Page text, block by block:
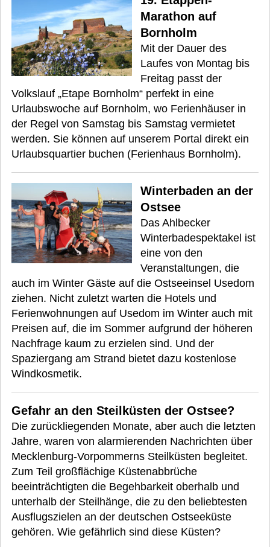
Marathon auf
Bornholm
Mit der Dauer des
Laufes von Montag bis
Freitag passt der
Volkslauf „Etape Bornholm“ perfekt in eine
Urlaubswoche auf Bornholm, wo Ferienhäuser in
der Regel von Samstag bis Samstag vermietet
werden. Sie können auf unserem Portal direkt ein
Urlaubsquartier buchen (Ferienhaus Bornholm).
Winterbaden an der
Ostsee
Das Ahlbecker
Winterbadespektakel ist
eine von den
Veranstaltungen, die
auch im Winter Gäste auf die Ostseeinsel Usedom
ziehen. Nicht zuletzt warten die Hotels und
Ferienwohnungen auf Usedom im Winter auch mit
Preisen auf, die im Sommer aufgrund der höheren
Nachfrage kaum zu erzielen sind. Und der
Spaziergang am Strand bietet dazu kostenlose
Windkosmetik.
Gefahr an den Steilküsten der Ostsee?
Die zurückliegenden Monate, aber auch die letzten
Jahre, waren von alarmierenden Nachrichten über
Mecklenburg-Vorpommerns Steilküsten begleitet.
Zum Teil großflächige Küstenabbrüche
beeinträchtigten die Begehbarkeit oberhalb und
unterhalb der Steilhänge, die zu den beliebtesten
Ausflugszielen an der deutschen Ostseeküste
gehören. Wie gefährlich sind diese Küsten?